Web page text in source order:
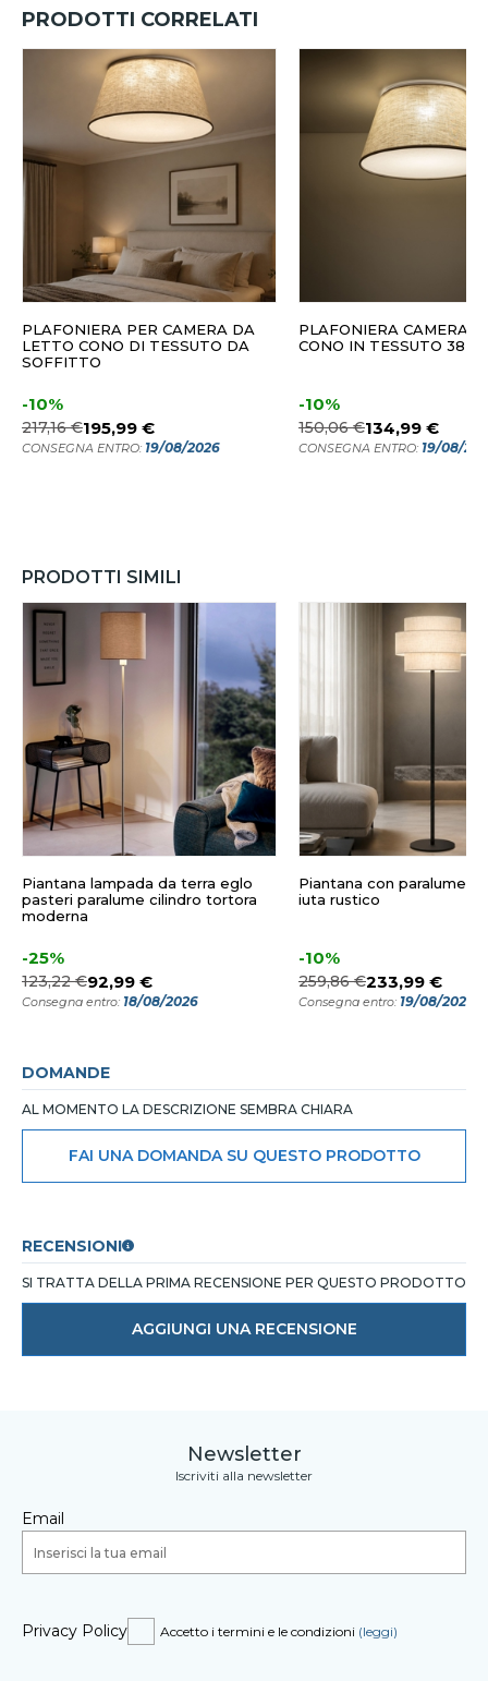
PRODOTTI CORRELATI
PLAFONIERA PER CAMERA DA
LETTO CONO DI TESSUTO DA
SOFFITTO
-10%
217,16 €195,99 €
CONSEGNA ENTRO: 19/08/2026
PLAFONIERA CAMERA
CONO IN TESSUTO 38
-10%
150,06 €134,99 €
CONSEGNA ENTRO: 19/08/
PRODOTTI SIMILI
Piantana lampada da terra eglo
pasteri paralume cilindro tortora
moderna
-25%
123,22 €92,99 €
Consegna entro: 18/08/2026
Piantana con paralume
iuta rustico
-10%
259,86 €233,99 €
Consegna entro: 19/08/2026
DOMANDE
AL MOMENTO LA DESCRIZIONE SEMBRA CHIARA
FAI UNA DOMANDA SU QUESTO PRODOTTO
RECENSIONI
SI TRATTA DELLA PRIMA RECENSIONE PER QUESTO PRODOTTO
AGGIUNGI UNA RECENSIONE
Newsletter
Iscriviti alla newsletter
Email
Privacy Policy Accetto i termini e le condizioni (leggi)